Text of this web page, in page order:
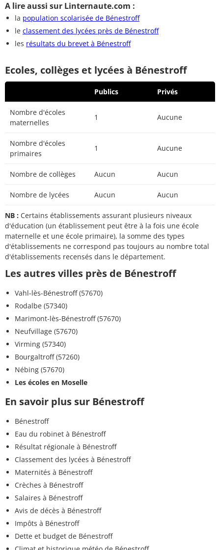
A lire aussi sur Linternaute.com :
la population scolarisée de Bénestroff
le classement des lycées près de Bénestroff
les résultats du brevet à Bénestroff
Ecoles, collèges et lycées à Bénestroff
Publics Privés
Nombre d'écoles
maternelles
1 Aucune
Nombre d'écoles
primaires
1 Aucune
Nombre de collèges Aucun Aucun
Nombre de lycées Aucun Aucun
NB : Certains établissements assurant plusieurs niveaux
d'éducation (un établissement peut être à la fois une école
maternelle et une école primaire), la somme des types
d'établissements ne correspond pas toujours au nombre total
d'établissements recensés dans le département.
Les autres villes près de Bénestroff
Vahl-lès-Bénestroff (57670)
Rodalbe (57340)
Marimont-lès-Bénestroff (57670)
Neufvillage (57670)
Virming (57340)
Bourgaltroff (57260)
Nébing (57670)
Les écoles en Moselle
En savoir plus sur Bénestroff
Bénestroff
Eau du robinet à Bénestroff
Résultat régionale à Bénestroff
Classement des lycées à Bénestroff
Maternités à Bénestroff
Crèches à Bénestroff
Salaires à Bénestroff
Avis de décès à Bénestroff
Impôts à Bénestroff
Dette et budget de Bénestroff